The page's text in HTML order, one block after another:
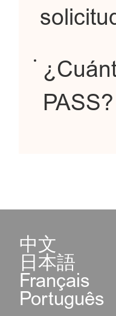
PASS?
中文
日本語
Français
Português